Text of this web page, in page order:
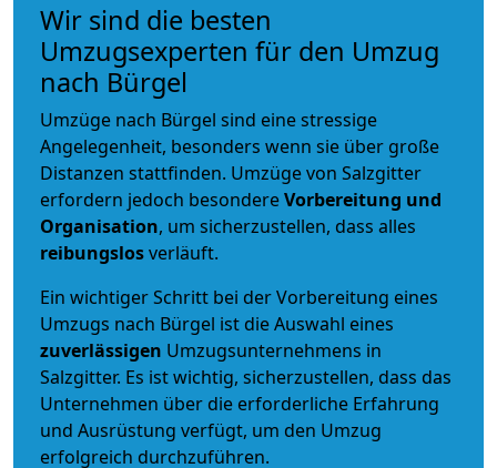
Wir sind die besten
Umzugsexperten für den Umzug
nach Bürgel
Umzüge nach Bürgel sind eine stressige
Angelegenheit, besonders wenn sie über große
Distanzen stattfinden. Umzüge von Salzgitter
erfordern jedoch besondereVorbereitung und
Organisation, um sicherzustellen, dass alles
reibungslosverläuft.
Ein wichtiger Schritt bei der Vorbereitung eines
Umzugs nach Bürgel ist die Auswahl eines
zuverlässigen Umzugsunternehmens in
Salzgitter. Es ist wichtig, sicherzustellen, dass das
Unternehmen über die erforderliche Erfahrung
und Ausrüstung verfügt, um den Umzug
erfolgreich durchzuführen.